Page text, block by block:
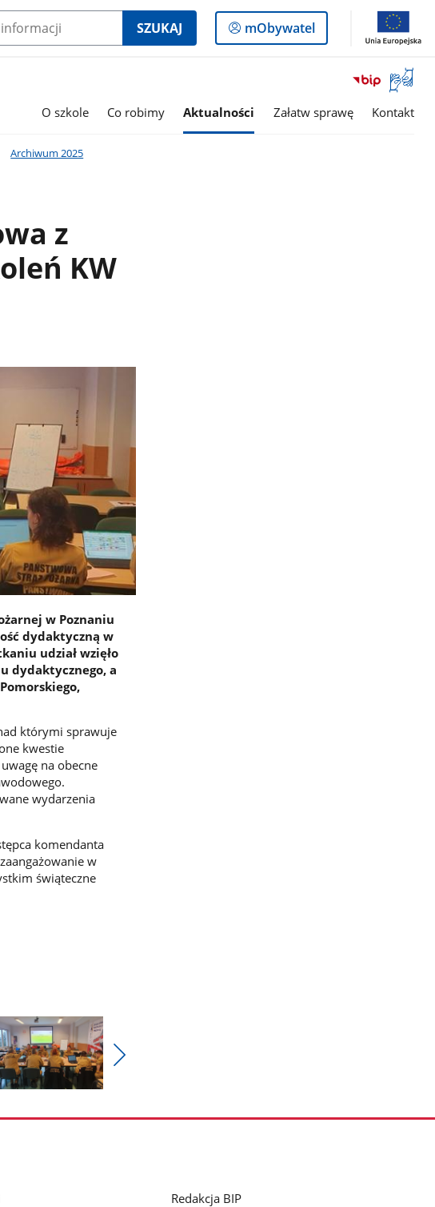
SZUKAJ
Logowanie
do
mObywatel
Otwórz
okno
z
O szkole Co robimy Aktualności Załatw sprawę Kontakt
Archiwum 2025
z
KW
w Poznaniu
dydaktyczną w
udział wzięło
dydaktycznego, a
którymi sprawuje
kwestie
na obecne
wydarzenia
komendanta
w
świąteczne
Redakcja BIP